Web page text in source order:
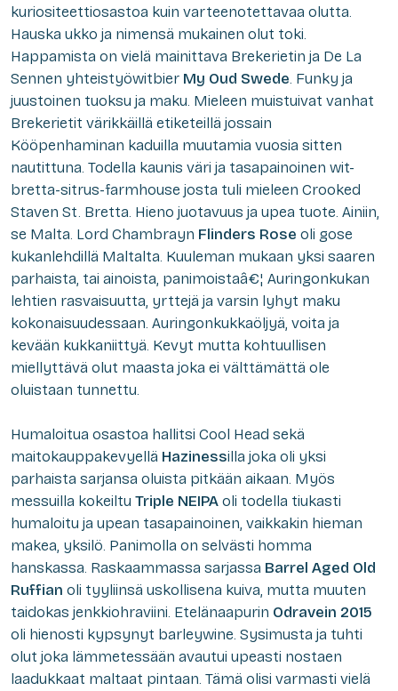
kuriositeettiosastoa kuin varteenotettavaa olutta.
Hauska ukko ja nimensä mukainen olut toki.
Happamista on vielä mainittava Brekerietin ja De La
Sennen yhteistyöwitbier My Oud Swede. Funky ja
juustoinen tuoksu ja maku. Mieleen muistuivat vanhat
Brekerietit värikkäillä etiketeillä jossain
Kööpenhaminan kaduilla muutamia vuosia sitten
nautittuna. Todella kaunis väri ja tasapainoinen wit-
bretta-sitrus-farmhouse josta tuli mieleen Crooked
Staven St. Bretta. Hieno juotavuus ja upea tuote. Ainiin,
se Malta. Lord Chambrayn Flinders Rose oli gose
kukanlehdillä Maltalta. Kuuleman mukaan yksi saaren
parhaista, tai ainoista, panimoistaâ€¦ Auringonkukan
lehtien rasvaisuutta, yrttejä ja varsin lyhyt maku
kokonaisuudessaan. Auringonkukkaöljyä, voita ja
kevään kukkaniittyä. Kevyt mutta kohtuullisen
miellyttävä olut maasta joka ei välttämättä ole
oluistaan tunnettu.
Humaloitua osastoa hallitsi Cool Head sekä
maitokauppakevyellä Hazinessilla joka oli yksi
parhaista sarjansa oluista pitkään aikaan. Myös
messuilla kokeiltu Triple NEIPAoli todella tiukasti
humaloitu ja upean tasapainoinen, vaikkakin hieman
makea, yksilö. Panimolla on selvästi homma
hanskassa. Raskaammassa sarjassa Barrel Aged Old
Ruffian oli tyyliinsä uskollisena kuiva, mutta muuten
taidokas jenkkiohraviini. Etelänaapurin Odravein 2015
oli hienosti kypsynyt barleywine. Sysimusta ja tuhti
olut joka lämmetessään avautui upeasti nostaen
laadukkaat maltaat pintaan. Tämä olisi varmasti vielä